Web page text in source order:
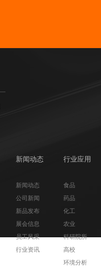
新闻动态
新闻动态
公司新闻
新品发布
展会信息
员工风采
行业资讯
行业应用
食品
药品
化工
农业
科研院所
高校
环境分析